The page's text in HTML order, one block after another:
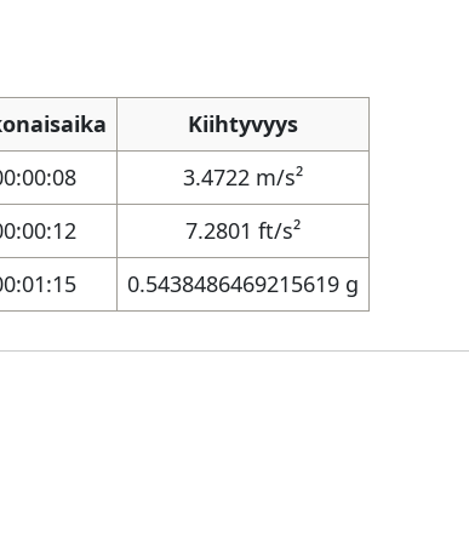
Kiihtyvyys
3.4722 m/s²
7.2801 ft/s²
0.5438486469215619 g